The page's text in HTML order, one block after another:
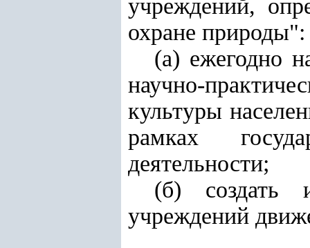
учреждений,
охране природы":
(а) ежегодно
научно-
культуры
рамках
деятельности;
(б) создать
учреждений